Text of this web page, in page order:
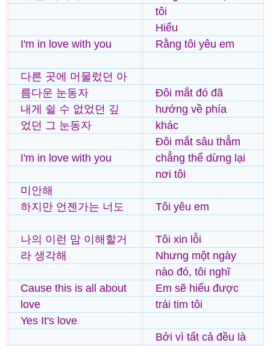
I'm in love with you
다른 곳에 머물렀던 아
름다운 눈동자
내게 쉴 수 없었던 깊
었던 그 눈동자
I'm in love with you
미안해
하지만 언젠가는 너도
나의 이런 맘 이해할거
라 생각해
Cause this is all about
love
Yes It's love
tôi
Hiểu
Rằng tôi yêu em
Đôi mắt đó đã
hướng về phía
khác
Đôi mắt sâu thẳm
chẳng thể dừng lại
nơi tôi
Tôi yêu em
Tôi xin lỗi
Nhưng một ngày
nào đó, tôi nghĩ
Em sẽ hiểu được
trái tim tôi
Bởi vì tất cả đều là